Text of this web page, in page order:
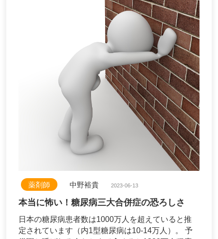
薬剤師 中野裕貴 2023-06-13
本当に怖い！糖尿病三大合併症の恐ろしさ
日本の糖尿病患者数は1000万人を超えていると推
定されています（内1型糖尿病は10-14万人）。 予